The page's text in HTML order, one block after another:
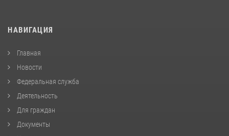
НАВИГАЦИЯ
Главная
Новости
Федеральная служба
Деятельность
Для граждан
Документы